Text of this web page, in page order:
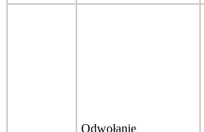
Odwołanie